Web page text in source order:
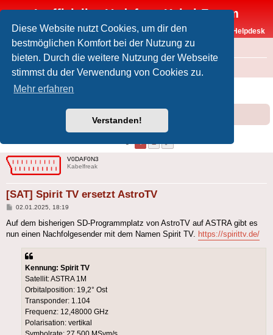
Diese Website nutzt Cookies, um dir den
bestmöglichen Komfort bei der Nutzung zu
bieten. Durch die weitere Nutzung der Webseite
stimmst du der Verwendung von Cookies zu.
Mehr erfahren
Verstanden!
Inoffizielles Vodafone-Kabel-Forum
Vodafone-Kabel-Helpdesk
FAQ
Foren-Übersicht Offtopic
[SAT] Spirit TV ersetzt AstroTV
1 2 Nächste
V0DAF0N3
Kabelfreak
[SAT] Spirit TV ersetzt AstroTV
Beitrag
02.01.2025, 18:19
Auf dem bisherigen SD-Programmplatz von AstroTV auf ASTRA gibt es
nun einen Nachfolgesender mit dem Namen Spirit TV. https://spirittv.de/
Kennung: Spirit TV
Satellit: ASTRA 1M
Orbitalposition: 19,2° Ost
Transponder: 1.104
Frequenz: 12,48000 GHz
Polarisation: vertikal